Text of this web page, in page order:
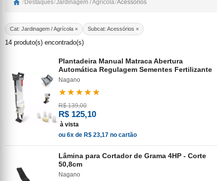
/ Destaques/Jardinagem / Agrícola/Acessórios
Cat: Jardinagem / Agrícola × Subcat: Acessórios ×
14 produto(s) encontrado(s)
Plantadeira Manual Matraca Abertura
Automática Regulagem Sementes Fertilizante
Nagano
★★★★★
R$ 139,00
R$ 125,10
à vista
ou 6x de R$ 23,17 no cartão
Lâmina para Cortador de Grama 4HP - Corte
50,8cm
Nagano